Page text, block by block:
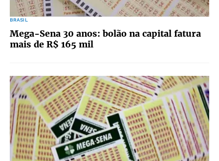
BRASIL
Mega-Sena 30 anos: bolão na capital fatura
mais de R$ 165 mil